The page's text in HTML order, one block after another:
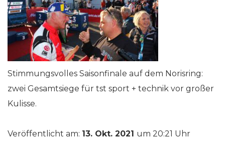
Stimmungsvolles Saisonfinale auf dem Norisring:
zwei Gesamtsiege für tst sport + technik vor großer
Kulisse.
Veröffentlicht am: 13. Okt. 2021 um 20:21 Uhr